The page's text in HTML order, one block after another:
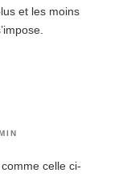
et les moins
celle ci-